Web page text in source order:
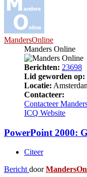
MandersOnline
Manders Online
Berichten: 23698
Lid geworden op:
Locatie:
Contacteer:
Contacteer
ICQ Website
PowerPoint 2000:
Citeer
Bericht door